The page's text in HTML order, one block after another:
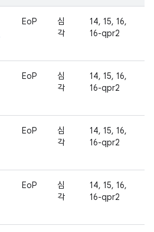
EoP
심
각
14, 15, 16,
16-qpr2
EoP
심
각
14, 15, 16,
16-qpr2
EoP
심
각
14, 15, 16,
16-qpr2
EoP
심
각
14, 15, 16,
16-qpr2